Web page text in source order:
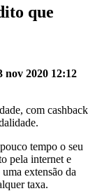
que
nov 2020 12:12
com cashback
tempo o seu
pela internet e
extensão da
taxa.